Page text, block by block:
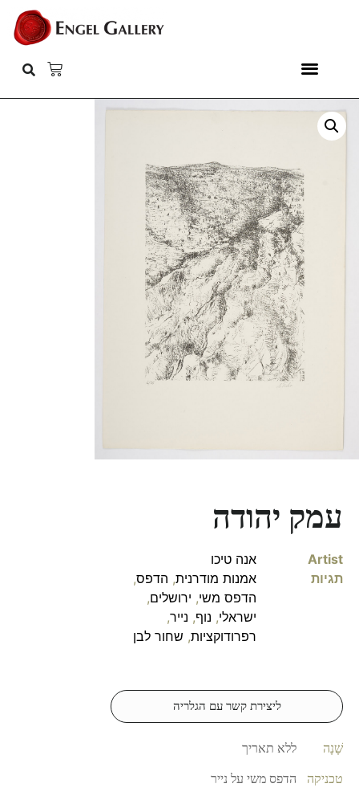
עמק יהודה
Artist
אנה טיכו
תגיות
אמנות מודרנית, הדפס,
הדפס משי, ירושלים,
ישראלי, נוף, נייר,
רפרודוקציות, שחור לבן
ליצירת קשר עם הגלריה
שָׁנָה
ללא תאריך
טכניקה
הדפס משי על נייר